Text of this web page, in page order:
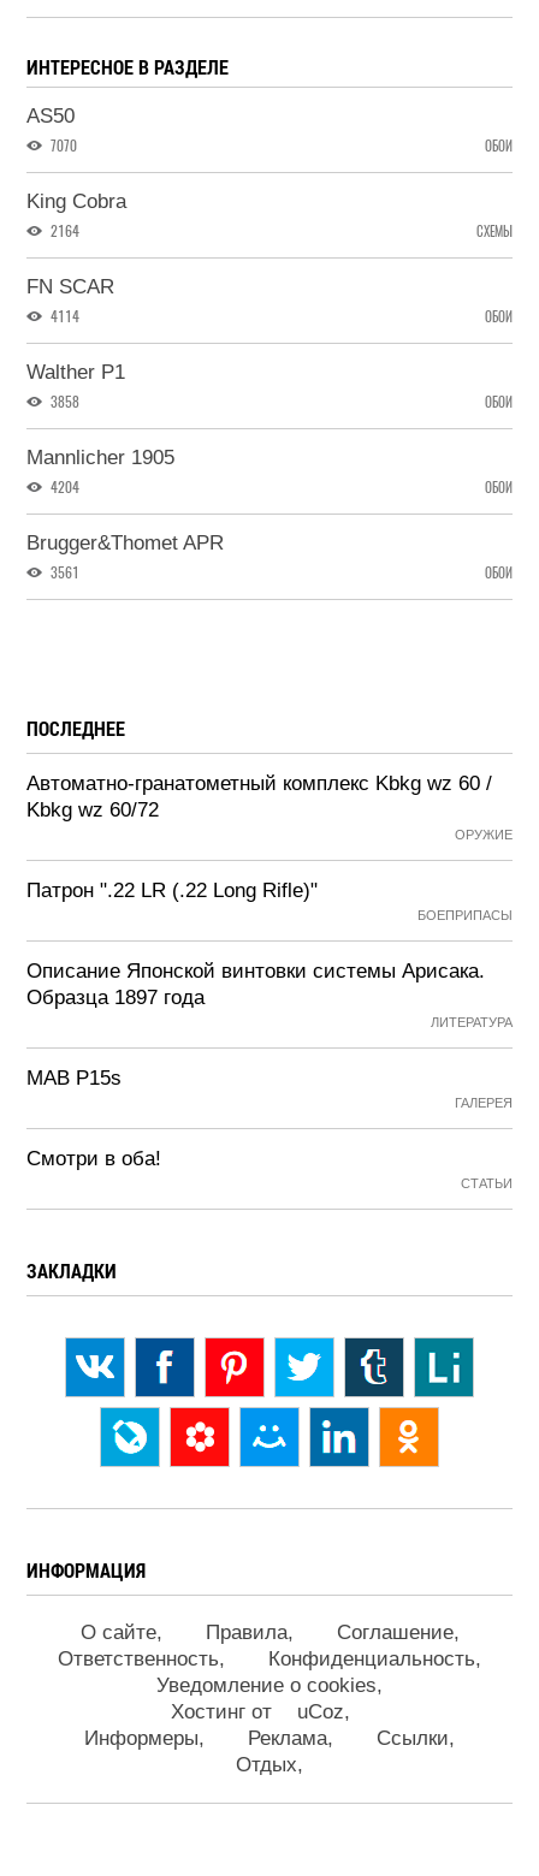
ИНТЕРЕСНОЕ В РАЗДЕЛЕ
AS50
7070 ОБОИ
King Cobra
2164 СХЕМЫ
FN SCAR
4114 ОБОИ
Walther P1
3858 ОБОИ
Mannlicher 1905
4204 ОБОИ
Brugger&Thomet APR
3561 ОБОИ
ПОСЛЕДНЕЕ
Автоматно-гранатометный комплекс Kbkg wz 60 /
Kbkg wz 60/72
ОРУЖИЕ
Патрон ".22 LR (.22 Long Rifle)"
БОЕПРИПАСЫ
Описание Японской винтовки системы Арисака.
Образца 1897 года
ЛИТЕРАТУРА
MAB P15s
ГАЛЕРЕЯ
Смотри в оба!
СТАТЬИ
ЗАКЛАДКИ
ИНФОРМАЦИЯ
О сайте Правила
Соглашение
Ответственность
Конфиденциальность
Уведомление о cookies
Хостинг от
uCoz
Информеры
Реклама
Ссылки
Отдых